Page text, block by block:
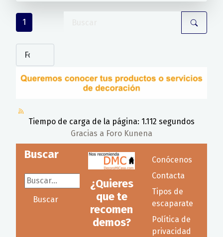
1
Tiempo de carga de la página: 1.112 segundos
Gracias a Foro Kunena
Buscar
Buscar...
Buscar
¿Quieres
que te
recomen
demos?
Conócenos
Contacta
Tipos de
escaparate
Política de
privacidad